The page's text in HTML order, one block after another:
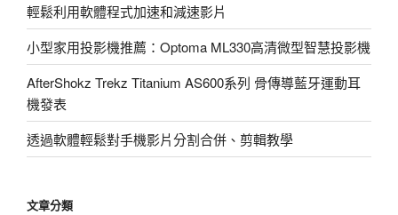
輕鬆利用軟體程式加速和減速影片
小型家用投影機推薦：Optoma ML330高清微型智慧投影機
AfterShokz Trekz Titanium AS600系列 骨傳導藍牙運動耳
機發表
透過軟體輕鬆對手機影片分割合併、剪輯教學
文章分類